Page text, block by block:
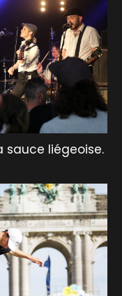
sauce liégeoise.